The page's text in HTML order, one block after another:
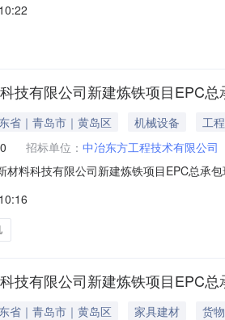
项目EPC总承包离心泵采购结果公示公
技有限公司新建炼铁项目EPC
省｜青岛市｜黄岛区 机械设备
工程
招标单位： 中冶东方工程技术有限公司
材料科技有限公司新建炼铁项目EPC总承
任公司DF山西晋钢新材料科技有限公司
技有限公司新建炼铁项目EPC
省｜青岛市｜黄岛区 家具建材
货物